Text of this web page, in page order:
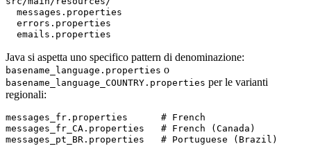
  messages.properties
  errors.properties
Java si aspetta uno specifico pattern di denominazione:
basename_language.properties o
basename_language_COUNTRY.properties per le varianti
regionali:
messages_fr.properties      # French
messages_fr_CA.properties   # French (Canada)